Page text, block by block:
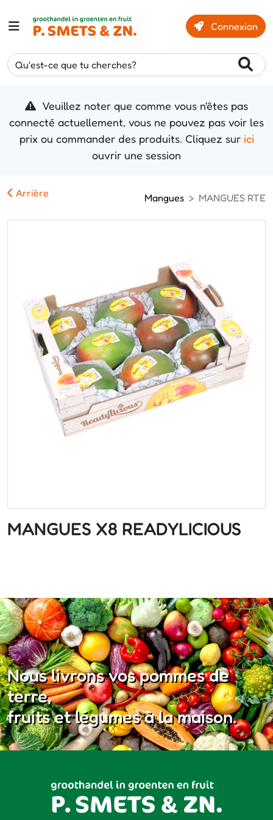
Connexion
Qu'est-ce que tu cherches?
Veuillez noter que comme vous n'êtes pas
connecté actuellement, vous ne pouvez pas voir les
prix ou commander des produits. Cliquez sur ici
ouvrir une session
Arrière Mangues MANGUES RTE
MANGUES X8 READYLICIOUS
Nous livrons vos pommes de
terre,
fruits et légumes à la maison.